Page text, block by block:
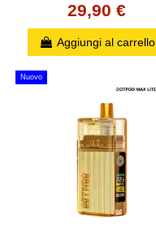
29,90 €
Aggiungi al carrello
Nuovo